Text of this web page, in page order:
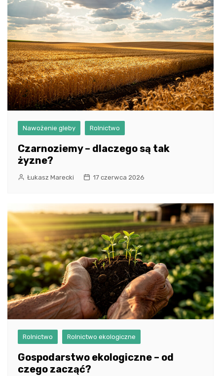
Nawożenie gleby Rolnictwo
Czarnoziemy – dlaczego są tak
żyzne?
Łukasz Marecki 17 czerwca 2026
Rolnictwo Rolnictwo ekologiczne
Gospodarstwo ekologiczne – od
czego zacząć?